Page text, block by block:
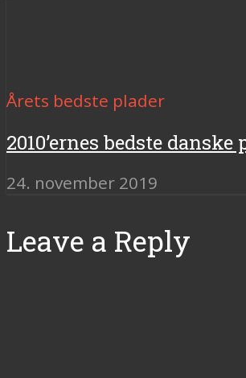
Årets bedste plader
2010’ernes bedste danske
24. november 2019
Leave a Reply